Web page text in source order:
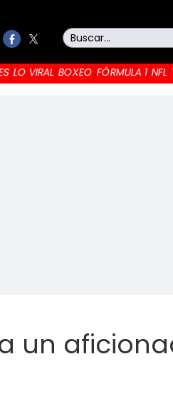
LO VIRAL BOXEO FÓRMULA 1 NFL
un